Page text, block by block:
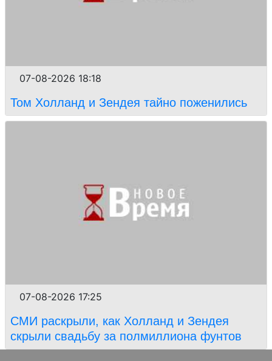
07-08-2026 18:18
Том Холланд и Зендея тайно поженились
07-08-2026 17:25
СМИ раскрыли, как Холланд и Зендея
скрыли свадьбу за полмиллиона фунтов